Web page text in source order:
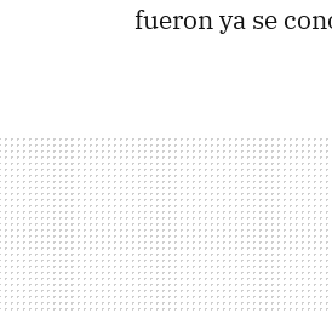
fueron ya se